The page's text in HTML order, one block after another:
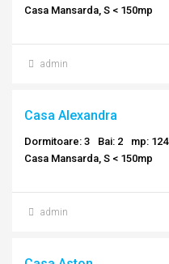
Casa Mansarda, S < 150mp
admin
Casa Alexandra
Dormitoare: 3 Bai: 2
mp: 124
Casa Mansarda, S < 150mp
admin